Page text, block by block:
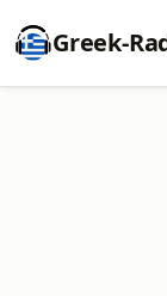
Greek-